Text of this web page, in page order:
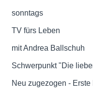
sonntags
TV fürs Leben
mit Andrea Ballschuh
Schwerpunkt "Die
Neu zugezogen -